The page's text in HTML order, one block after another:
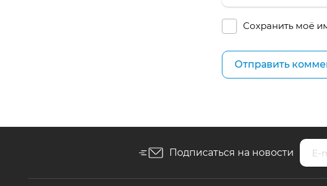
Сохранить моё
Подписаться на новости